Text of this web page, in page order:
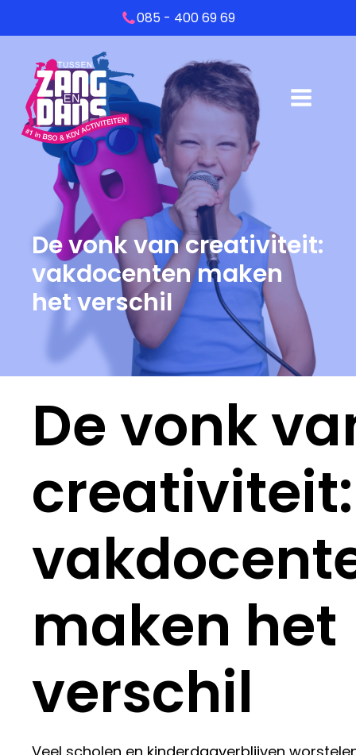
085 - 400 69 69
De vonk van creativiteit:
vakdocenten maken
het verschil
De vonk
creativiteit:
maken het
verschil